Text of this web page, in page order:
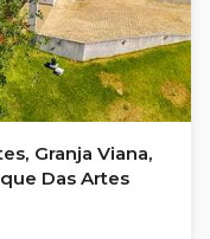
Granja Viana,
Das Artes